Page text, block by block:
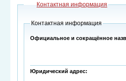
Контактная информация
Контактная информация
Официальное и сокращённое
Юридический адрес: